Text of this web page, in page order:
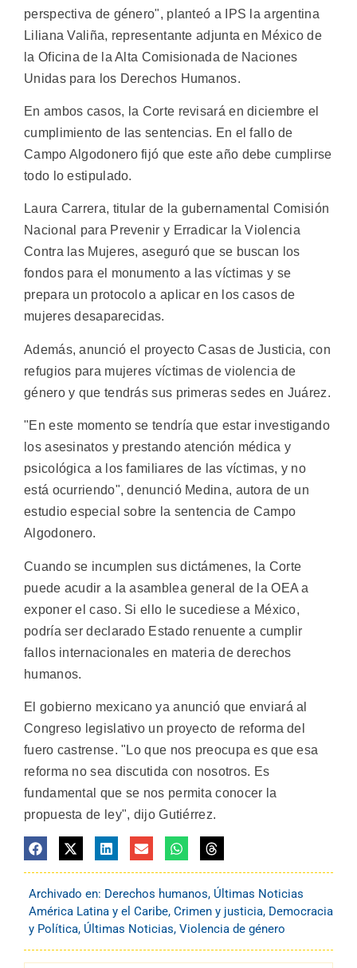
perspectiva de género", planteó a IPS la argentina
Liliana Valiña, representante adjunta en México de
la Oficina de la Alta Comisionada de Naciones
Unidas para los Derechos Humanos.
En ambos casos, la Corte revisará en diciembre el
cumplimiento de las sentencias. En el fallo de
Campo Algodonero fijó que este año debe cumplirse
todo lo estipulado.
Laura Carrera, titular de la gubernamental Comisión
Nacional para Prevenir y Erradicar la Violencia
Contra las Mujeres, aseguró que se buscan los
fondos para el monumento a las víctimas y se
prepara un protocolo a aplicar en los casos de
mujeres desaparecidas.
Además, anunció el proyecto Casas de Justicia, con
refugios para mujeres víctimas de violencia de
género y que tendrás sus primeras sedes en Juárez.
"En este momento se tendría que estar investigando
los asesinatos y prestando atención médica y
psicológica a los familiares de las víctimas, y no
está ocurriendo", denunció Medina, autora de un
estudio especial sobre la sentencia de Campo
Algodonero.
Cuando se incumplen sus dictámenes, la Corte
puede acudir a la asamblea general de la OEA a
exponer el caso. Si ello le sucediese a México,
podría ser declarado Estado renuente a cumplir
fallos internacionales en materia de derechos
humanos.
El gobierno mexicano ya anunció que enviará al
Congreso legislativo un proyecto de reforma del
fuero castrense. "Lo que nos preocupa es que esa
reforma no sea discutida con nosotros. Es
fundamental que se nos permita conocer la
propuesta de ley", dijo Gutiérrez.
Archivado en: Derechos humanos, Últimas Noticias
América Latina y el Caribe, Crimen y justicia, Democracia
y Política, Últimas Noticias, Violencia de género